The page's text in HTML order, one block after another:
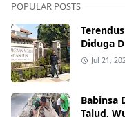
POPULAR POSTS
Diduga
Nganjuk.
Jul 21,
Babinsa
Talud,